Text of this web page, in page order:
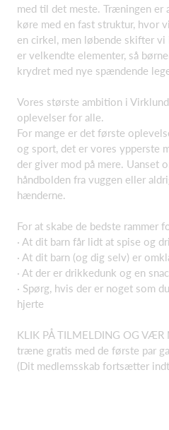
med til det meste. Træningen er
køre med en fast struktur, hvor
en cirkel, men løbende skifter
er velkendte elementer, så
krydret med nye spændende
Vores største ambition i
oplevelser for alle.
For mange er det første
og sport, det er vores ypperste
der giver mod på mere. Uanset
håndbolden fra vuggen eller
hænderne.
For at skabe de bedste rammer
· At dit barn får lidt at spise og
· At dit barn (og dig selv) er
· At der er drikkedunk og en
· Spørg, hvis der er noget som
hjerte
KLIK PÅ TILMELDING OG
træne gratis med de første par
(Dit medlemsskab fortsætter